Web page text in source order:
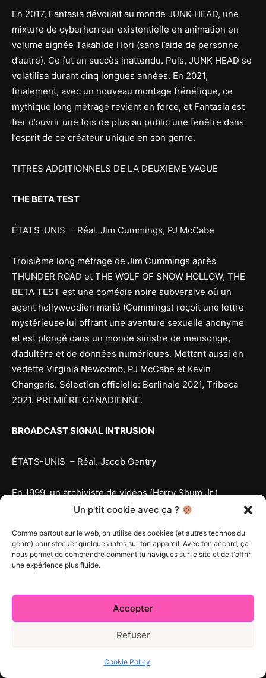
Un p'tit cookie avec ça ?
Comme partout sur le web, on utilise des cookies (et autres technos du
genre) pour stocker quelques infos sur ton appareil. Avec ton accord, ça
nous permet de comprendre comment tu navigues sur le site et de t'offrir
une expérience plus fluide.
Accepter
Refuser
Cookie Policy
En 2017, Fantasia dévoilait au monde JUNK HEAD, une
mixture de cyberhorreur existentielle en animation en
volume signée Takahide Hori (sans l’aide de personne
d’autre). Ce fut un succès inattendu. Puis, JUNK HEAD se
volatilisa durant cinq longues années. En 2021,
finalement, avec un nouveau montage frénétique, ce
mythique long métrage revient en force, et Fantasia est
fier d’ouvrir une fois de plus au public une fenêtre dans
l’esprit de ce créateur unique en son genre.
TITRES ADDITIONNELS DE LA DEUXIÈME VAGUE
THE BETA TEST
ÉTATS-UNIS – Réal. Jim Cummings, PJ McCabe
Troisième long métrage de Jim Cummings après
THUNDER ROAD et THE WOLF OF SNOW HOLLOW, THE
BETA TEST est une comédie noire subversive où un
agent hollywoodien marié (Cummings) reçoit une lettre
mystérieuse lui offrant une aventure sexuelle anonyme
et est plongé dans un monde sinistre de mensonge,
d’adultère et de données numériques. Mettant aussi en
vedette Virginia Newcomb, PJ McCabe et Kevin
Changaris. Sélection officielle: Berlinale 2021, Tribeca
2021. PREMIÈRE CANADIENNE.
BROADCAST SIGNAL INTRUSION
ÉTATS-UNIS – Réal. Jacob Gentry
En 1999, un archiviste de vidéos (Harry Shum Jr.)
découvre d’inquiétantes diffusions pirates et devient
cauchemar du réalisateur de SYNCHRONICITY,
BROADCAST SIGNAL INTRUSION présente de réels
piratages d’émissions des années 80 comme point de
Mettant aussi en vedette Kelley Mack et Chris Sullivan.
Sélection officielle: SXSW 2021. PREMIÈRE